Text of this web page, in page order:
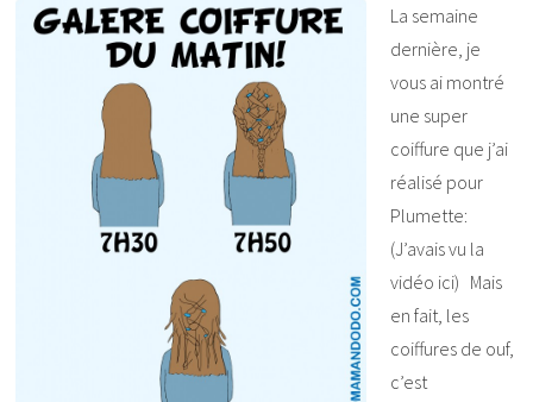
La semaine
dernière, je
vous ai montré
une super
coiffure que j’ai
réalisé pour
Plumette:
(J’avais vu la
vidéo ici) Mais
en fait, les
coiffures de ouf,
c’est